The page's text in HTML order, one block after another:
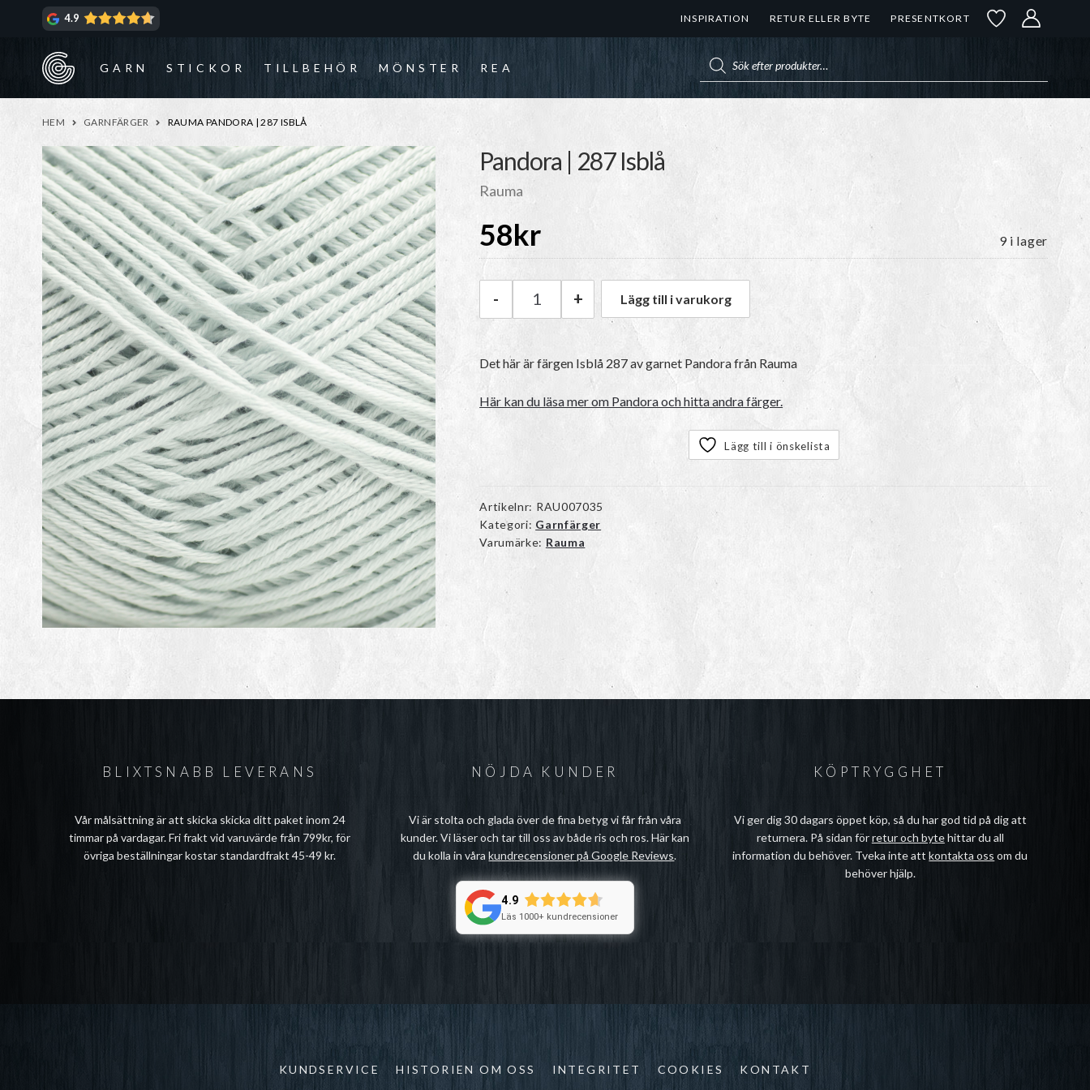
4.9 INSPIRATION RETUR ELLER BYTE PRESENTKORT
GARN STICKOR TILLBEHÖR MÖNSTER REA
HEM GARNFÄRGER RAUMA PANDORA | 287 ISBLÅ
Pandora | 287 Isblå
Rauma
58kr 9 i lager
Rauma Pandora | 287 Isblå mängd
- + Lägg till i varukorg
Det här är färgen Isblå 287av garnet Pandorafrån Rauma
Här kan du läsa mer om Pandora och hitta andra färger.
Lägg till i önskelista
Artikelnr: RAU007035
Kategori: Garnfärger
Varumärke: Rauma
BLIXTSNABB LEVERANS
Vår målsättning är att skicka skicka ditt paket inom 24
timmar på vardagar. Fri frakt vid varuvärde från 799kr, för
övriga beställningar kostar standardfrakt 45-49 kr.
NÖJDA KUNDER
Vi är stolta och glada över de fina betyg vi får från våra
kunder. Vi läser och tar till oss av både ris och ros. Här kan
du kolla in vårakundrecensioner på Google Reviews.
4.9
Läs 1000+ kundrecensioner
KÖPTRYGGHET
Vi ger dig 30 dagars öppet köp, så du har god tid på dig att
returnera. På sidan förretur och bytehittar du all
information du behöver. Tveka inte attkontakta oss om du
behöver hjälp.
KUNDSERVICE HISTORIEN OM OSS INTEGRITET COOKIES KONTAKT